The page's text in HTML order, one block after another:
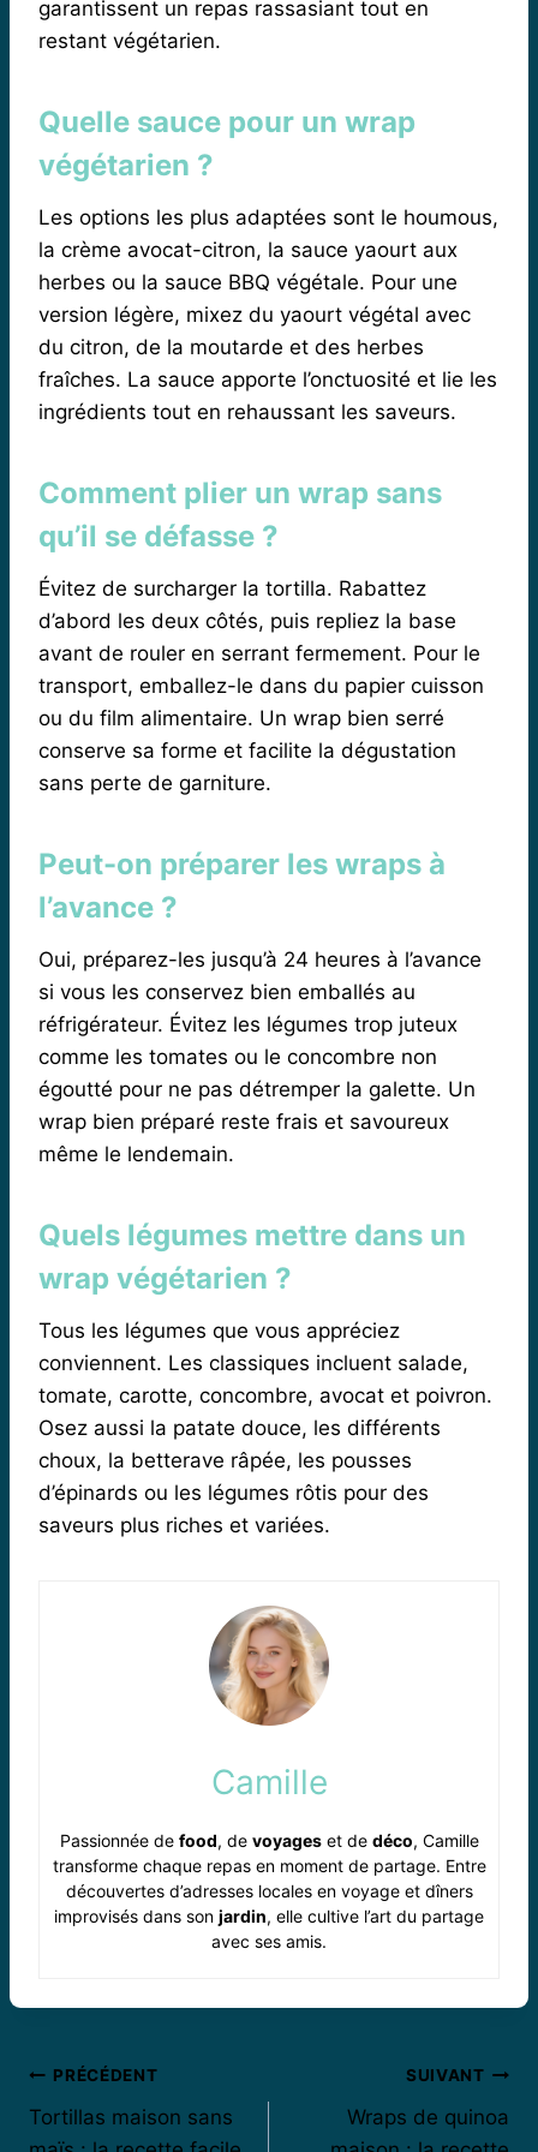
garantissent un repas rassasiant tout en
restant végétarien.
Quelle sauce pour un wrap
végétarien ?
Les options les plus adaptées sont le houmous,
la crème avocat-citron, la sauce yaourt aux
herbes ou la sauce BBQ végétale. Pour une
version légère, mixez du yaourt végétal avec
du citron, de la moutarde et des herbes
fraîches. La sauce apporte l’onctuosité et lie les
ingrédients tout en rehaussant les saveurs.
Comment plier un wrap sans
qu’il se défasse ?
Évitez de surcharger la tortilla. Rabattez
d’abord les deux côtés, puis repliez la base
avant de rouler en serrant fermement. Pour le
transport, emballez-le dans du papier cuisson
ou du film alimentaire. Un wrap bien serré
conserve sa forme et facilite la dégustation
sans perte de garniture.
Peut-on préparer les wraps à
l’avance ?
Oui, préparez-les jusqu’à 24 heures à l’avance
si vous les conservez bien emballés au
réfrigérateur. Évitez les légumes trop juteux
comme les tomates ou le concombre non
égoutté pour ne pas détremper la galette. Un
wrap bien préparé reste frais et savoureux
même le lendemain.
Quels légumes mettre dans un
wrap végétarien ?
Tous les légumes que vous appréciez
conviennent. Les classiques incluent salade,
tomate, carotte, concombre, avocat et poivron.
Osez aussi la patate douce, les différents
choux, la betterave râpée, les pousses
d’épinards ou les légumes rôtis pour des
saveurs plus riches et variées.
Camille
Passionnée de food, de voyageset de déco, Camille
transforme chaque repas en moment de partage. Entre
découvertes d’adresses locales en voyage et dîners
improvisés dans son jardin, elle cultive l’art du partage
avec ses amis.
Navigation
de
PRÉCÉDENT
Tortillas maison sans
SUIVANT
Wraps de quinoa